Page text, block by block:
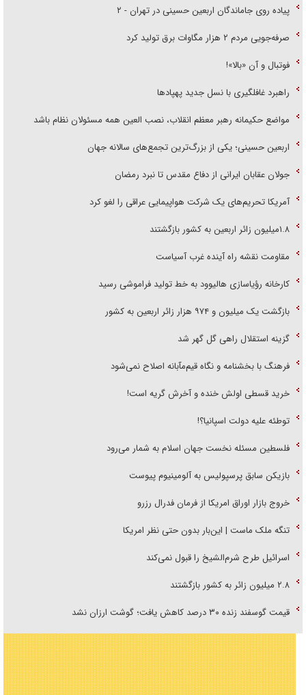
پیاده روی جاماندگان اربعین حسینی در تهران - ۲
صرفه‌جویی مردم ۲ هزار مگاوات برق تولید کرد
فوتبال و آن «بالا»!
راهبرد غافلگیری با نسل جدید پهپاد‌ها
مواضع حکیمانه رهبر معظم انقلاب، نصب العین همه مسئولان نظام باشد
اربعین حسینی؛ یکی از بزرگ‌ترین تجمع‌های سالانه جهان
جولان عقابان ایرانی از دفاع مقدس تا نبرد رمضان
آمریکا تحریم‌های یک شرکت هواپیمایی عراقی را لغو کرد
۱.۸میلیون زائر اربعین به کشور بازگشتند
مقاومت نقشه راه آینده غرب آسیاست
کارخانه رؤیاسازی هالیوود به خط تولید فراموشی رسید
بازگشت یک میلیون و ۹۷۴ هزار زائر اربعین به کشور
گزینه استقلال راهی گل گهر شد
فرهنگ با بخشنامه و نگاه قیم‌مآبانه اصلاح نمی‌شود
خرید قسطی اولش خنده و آخرش گریه است!
توطئه علیه دولت اسپانیا؟!
فلسطین مسئله نخست جهان اسلام به شمار می‌رود
بازیکن سابق پرسپولیس به آلومینیوم پیوست
خروج بازار اوراق امریکا از فرمان فدرال رزرو
تنگه ملک ماست | این‌بار بدون حتی نظر امریکا
اسرائیل طرح شرم‌الشیخ را قبول نمی‌کند
۲.۸ میلیون زائر به کشور بازگشتند
قیمت گوسفند زنده ۳۰ درصد کاهش یافت؛ گوشت ارزان نشد